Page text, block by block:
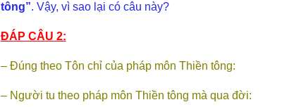
tông”. Vậy, vì sao lại có câu này?
ĐÁP CÂU 2:
– Đúng theo Tôn chỉ của pháp môn Thiền tông:
– Người tu theo pháp môn Thiền tông mà qua đời: